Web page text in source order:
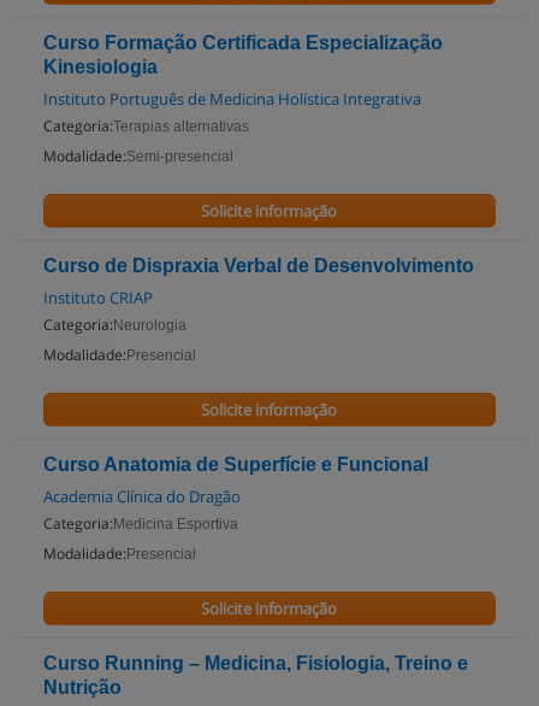
Curso Formação Certificada Especialização
Kinesiologia
Instituto Português de Medicina Holística Integrativa
Categoria:Terapias alternativas
Modalidade:Semi-presencial
Solicite informação
Curso de Dispraxia Verbal de Desenvolvimento
Instituto CRIAP
Categoria: Neurologia
Modalidade: Presencial
Solicite informação
Curso Anatomia de Superfície e Funcional
Academia Clínica do Dragão
Categoria: Medicina Esportiva
Modalidade: Presencial
Solicite informação
Curso Running – Medicina, Fisiologia, Treino e
Nutrição